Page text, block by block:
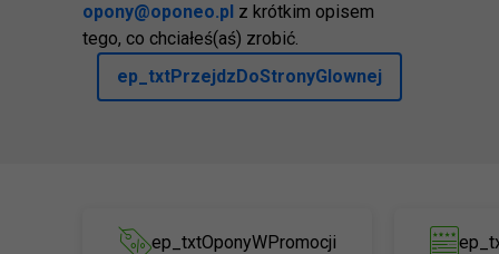
opony@oponeo.pl z krótkim opisem
tego, co chciałeś(aś) zrobić.
ep_txtPrzejdzDoStronyGlownej
ep_txtOponyWPromocji